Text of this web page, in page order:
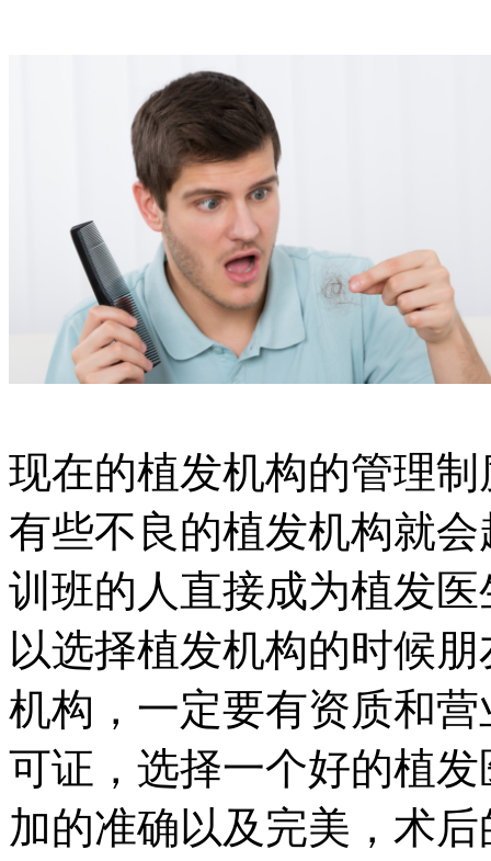
现在的植发机构的管理
有些不良的植发机构就
训班的人直接成为植发
以选择植发机构的时候
机构，一定要有资质和
可证，选择一个好的植
加的准确以及完美，术